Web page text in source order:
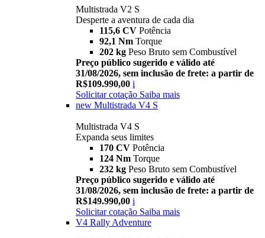
Multistrada V2 S
Desperte a aventura de cada dia
115,6 CV Potência
92,1 Nm Torque
202 kg Peso Bruto sem Combustível
Preço público sugerido e válido até
31/08/2026, sem inclusão de frete: a partir de
R$109.990,00 i
Solicitar cotação Saiba mais
new Multistrada V4 S
Multistrada V4 S
Expanda seus limites
170 CV Potência
124 Nm Torque
232 kg Peso Bruto sem Combustível
Preço público sugerido e válido até
31/08/2026, sem inclusão de frete: a partir de
R$149.990,00 i
Solicitar cotação Saiba mais
V4 Rally Adventure